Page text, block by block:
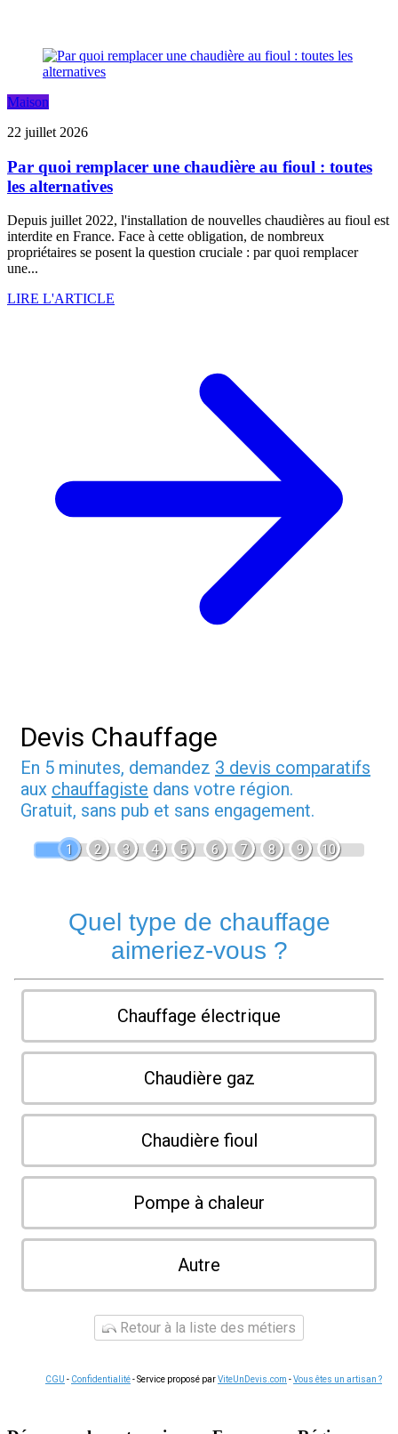
Maison
22 juillet 2026
Par quoi remplacer une chaudière au fioul : toutes
les alternatives
Depuis juillet 2022, l'installation de nouvelles chaudières au fioul est
interdite en France. Face à cette obligation, de nombreux
propriétaires se posent la question cruciale : par quoi remplacer
une...
LIRE L'ARTICLE
Devis Chauffage
En 5 minutes, demandez 3 devis comparatifs
aux chauffagiste dans votre région.
Gratuit, sans pub et sans engagement.
1 2 3 4 5 6 7 8 9 10
Quel type de chauffage
aimeriez-vous ?
Chauffage électrique
Chaudière gaz
Chaudière fioul
Pompe à chaleur
Autre
Retour à la liste des métiers
CGU - Confidentialité- Service proposé parViteUnDevis.com -Vous êtes un artisan ?